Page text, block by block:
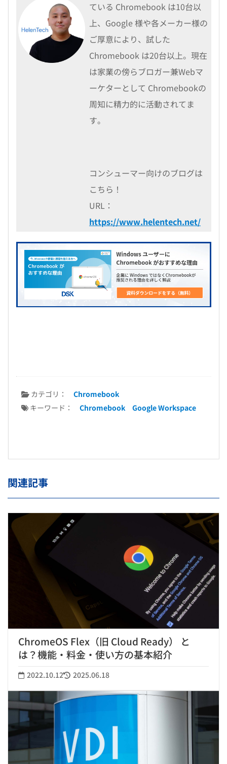
ている Chromebook は10台以
上、Google 様や各メーカー様の
ご厚意により、試した
Chromebook は20台以上。現在
は家業の傍らブロガー兼Webマ
ーケターとして Chromebookの
周知に精力的に活動されてま
す。
コンシューマー向けのブログは
こちら！
URL：
https://www.helentech.net/
カテゴリ：
Chromebook
キーワード：
Chromebook Google Workspace
関連記事
ChromeOS Flex（旧 Cloud Ready） と
は？機能・料金・使い方の基本紹介
2022.10.12 2025.06.18